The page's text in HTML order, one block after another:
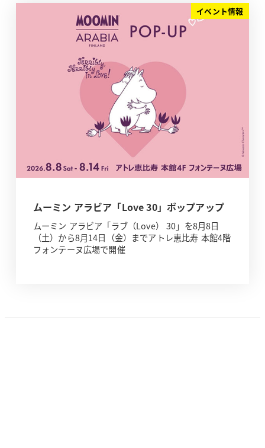
イベント情報
ムーミン アラビア「Love 30」ポップアップ
ムーミン アラビア「ラブ（Love） 30」を8月8日
（土）から8月14日（金）までアトレ恵比寿 本館4階
フォンテーヌ広場で開催